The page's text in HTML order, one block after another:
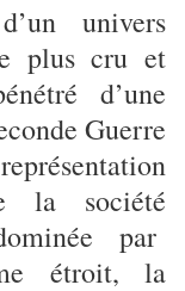
univers
plus cru et
d’une
Guerre
la société
par
étroit, la